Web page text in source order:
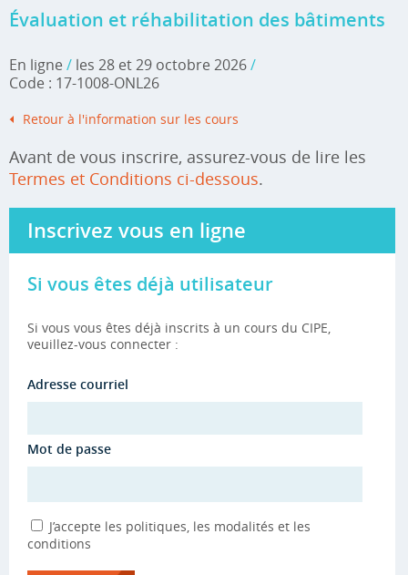
Évaluation et réhabilitation des bâtiments
En ligne / les 28 et 29 octobre 2026/
Code : 17-1008-ONL26
Retour à l'information sur les cours
Avant de vous inscrire, assurez-vous de lire les
Termes et Conditions ci-dessous.
Inscrivez vous en ligne
Si vous êtes déjà utilisateur
Si vous vous êtes déjà inscrits à un cours du CIPE,
veuillez-vous connecter :
Adresse courriel
Mot de passe
J’accepte les politiques, les modalités et les
conditions